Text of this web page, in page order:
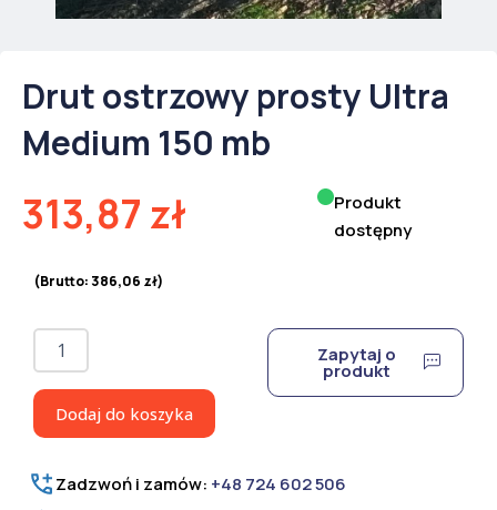
Drut ostrzowy prosty Ultra
Medium 150 mb
313,87 zł
(Brutto: 386,06 zł)
Produkt
dostępny
ilość
Drut
prosty
Ultra
150
mb
Dodaj do koszyka
Zapytaj o
produkt
Zadzwoń i zamów: +48 724 602 506